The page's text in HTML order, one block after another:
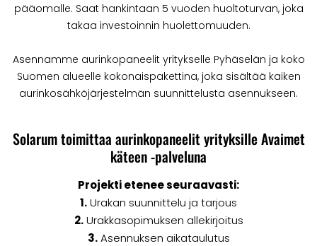
pääomalle. Saat hankintaan 5 vuoden huoltoturvan, joka
takaa investoinnin huolettomuuden.
Asennamme aurinkopaneelit yritykselle Pyhäselän ja koko
Suomen alueelle kokonaispakettina, joka sisältää kaiken
aurinkosähköjärjestelmän suunnittelusta asennukseen.
Solarum toimittaa aurinkopaneelit yrityksille Avaimet
käteen -palveluna
Projekti etenee seuraavasti:
1.Urakan suunnittelu ja tarjous
2.Urakkasopimuksen allekirjoitus
3.Asennuksen aikataulutus